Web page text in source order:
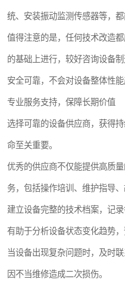
统、安装振动监测传感器等，
值得注意的是，任何技术改造
的基础上进行，较好咨询设备
安全可靠，不会对设备整体性能
专业服务支持，保障长期价值
选择可靠的设备供应商，获得
命至关重要。
优秀的供应商不仅能提供高质
务，包括操作培训、维护指导、
建立设备完整的技术档案，记
有助于分析设备状态变化趋势
当设备出现复杂问题时，及时
因不当维修造成二次损伤。